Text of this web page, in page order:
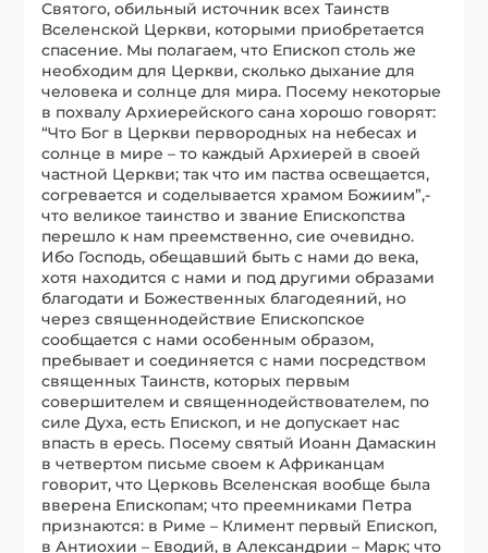
Святого, обильный источник всех Таинств
Вселенской Церкви, которыми приобретается
спасение. Мы полагаем, что Епископ столь же
необходим для Церкви, сколько дыхание для
человека и солнце для мира. Посему некоторые
в похвалу Архиерейского сана хорошо говорят:
“Что Бог в Церкви первородных на небесах и
солнце в мире – то каждый Архиерей в своей
частной Церкви; так что им паства освещается,
согревается и соделывается храмом Божиим”,-
что великое таинство и звание Епископства
перешло к нам преемственно, сие очевидно.
Ибо Господь, обещавший быть с нами до века,
хотя находится с нами и под другими образами
благодати и Божественных благодеяний, но
через священнодействие Епископское
сообщается с нами особенным образом,
пребывает и соединяется с нами посредством
священных Таинств, которых первым
совершителем и священнодействователем, по
силе Духа, есть Епископ, и не допускает нас
впасть в ересь. Посему святый Иоанн Дамаскин
в четвертом письме своем к Африканцам
говорит, что Церковь Вселенская вообще была
вверена Епископам; что преемниками Петра
признаются: в Риме – Климент первый Епископ,
в Антиохии – Еводий, в Александрии – Марк; что